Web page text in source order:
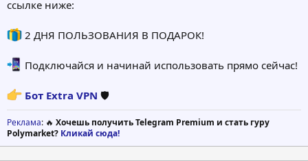
ссылке ниже:
2 ДНЯ ПОЛЬЗОВАНИЯ В ПОДАРОК!
Подключайся и начинай использовать прямо сейчас!
Бот Extra VPN 🛡
Реклама: 🔥 Хочешь получить Telegram Premium и стать гуру
Polymarket? Кликай сюда!